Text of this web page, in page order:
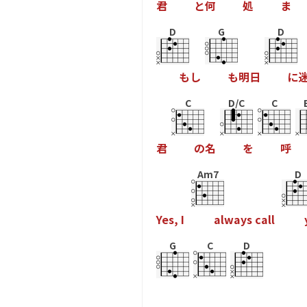
君 と何 処 ま
D
もし
G
も明日
D
に
君
C
の名
D/C
を
C
呼
Yes, I
Am7
always call
D
G C D